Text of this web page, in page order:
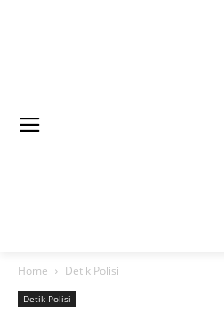
Home Detik Polisi
Detik Polisi